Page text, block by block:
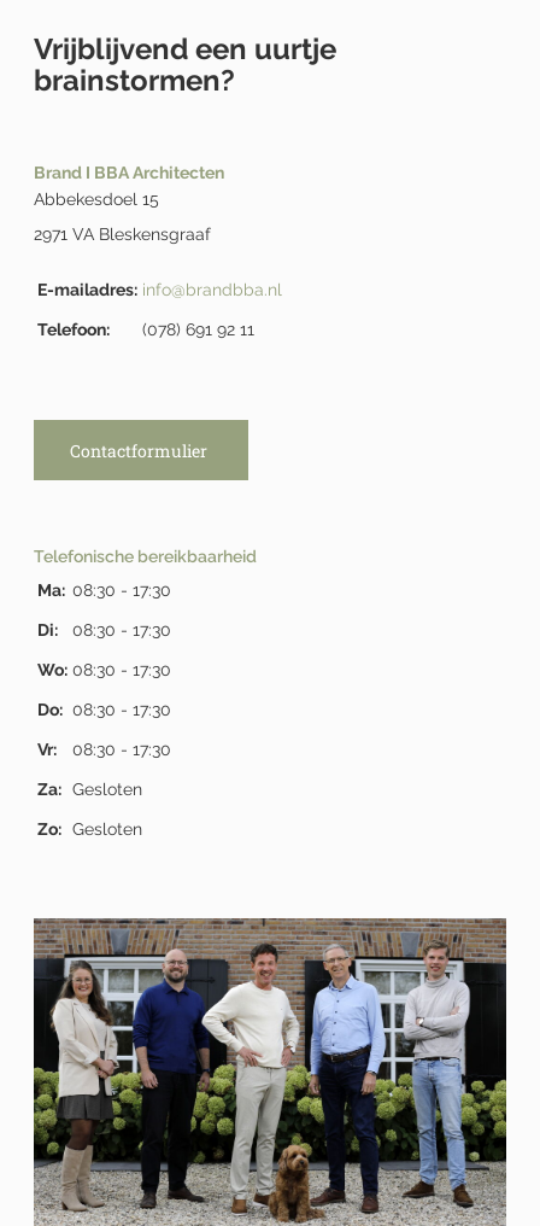
Vrijblijvend een uurtje
brainstormen?
Brand I BBA Architecten
Abbekesdoel 15
2971 VA Bleskensgraaf
E-mailadres: info@brandbba.nl
Telefoon: (078) 691 92 11
Contactformulier
Telefonische bereikbaarheid
Ma: 08:30 - 17:30
Di: 08:30 - 17:30
Wo: 08:30 - 17:30
Do: 08:30 - 17:30
Vr: 08:30 - 17:30
Za: Gesloten
Zo: Gesloten